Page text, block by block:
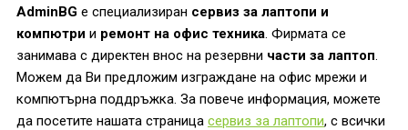
AdminBG е специализиран сервиз за лаптопи и
компютри и ремонт на офис техника. Фирмата се
занимава с директен внос на резервни части за лаптоп.
Можем да Ви предложим изграждане на офис мрежи и
компютърна поддръжка. За повече информация, можете
да посетите нашата страница сервиз за лаптопи, с всички